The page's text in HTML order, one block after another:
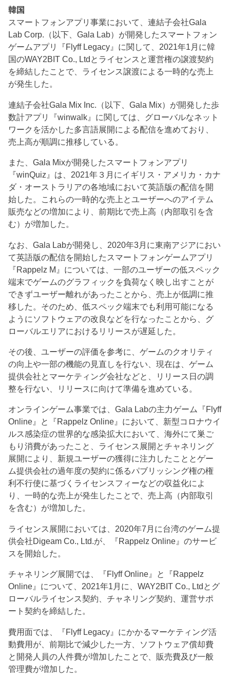
韓国
スマートフォンアプリ事業において、連結子会社Gala
Lab Corp.（以下、Gala Lab）が開発したスマートフォン
ゲームアプリ『Flyff Legacy』に関して、2021年1月に韓
国のWAY2BIT Co., Ltdとライセンスと運営権の譲渡契約
を締結したことで、ライセンス譲渡による一時的な売上
が発生した。
連結子会社Gala Mix Inc.（以下、Gala Mix）が開発した歩
数計アプリ『winwalk』に関しては、グローバルなネット
ワークを活かした多言語展開による配信を進めており、
売上高が順調に推移している。
また、Gala Mixが開発したスマートフォンアプリ
『winQuiz』は、2021年３月にイギリス・アメリカ・カナ
ダ・オーストラリアの各地域において英語版の配信を開
始した。これらの一時的な売上とユーザーへのアイテム
販売などの増加により、前期比で売上高（内部取引を含
む）が増加した。
なお、Gala Labが開発し、2020年3月に東南アジアにおい
て英語版の配信を開始したスマートフォンゲームアプリ
『Rappelz M』については、一部のユーザーの低スペック
端末でゲームのグラフィックを負荷なく映し出すことが
できずユーザー離れがあったことから、売上が低調に推
移した。そのため、低スペック端末でも利用可能になる
ようにソフトウェアの改良などを行なったことから、グ
ローバルエリアにおけるリリースが遅延した。
その後、ユーザーの評価を参考に、ゲームのクオリティ
の向上や一部の機能の見直しを行ない、現在は、ゲーム
提供会社とマーケティング会社などと、リリース日の調
整を行ない、リリースに向けて準備を進めている。
オンラインゲーム事業では、Gala Labの主力ゲーム『Flyff
Online』と『Rappelz Online』において、新型コロナウイ
ルス感染症の世界的な感染拡大において、海外にて巣ご
もり消費があったこと、ライセンス展開とチャネリング
展開により、新規ユーザーの獲得に注力したこととゲー
ム提供会社の過年度の契約に係るパブリッシング権の権
利不行使に基づくライセンスフィーなどの収益化によ
り、一時的な売上が発生したことで、売上高（内部取引
を含む）が増加した。
ライセンス展開においては、2020年7月に台湾のゲーム提
供会社Digeam Co., Ltd.が、『Rappelz Online』のサービ
スを開始した。
チャネリング展開では、『Flyff Online』と『Rappelz
Online』について、2021年1月に、WAY2BIT Co., Ltdとグ
ローバルライセンス契約、チャネリング契約、運営サポ
ート契約を締結した。
費用面では、『Flyff Legacy』にかかるマーケティング活
動費用が、前期比で減少した一方、ソフトウェア償却費
と開発人員の人件費が増加したことで、販売費及び一般
管理費が増加した。